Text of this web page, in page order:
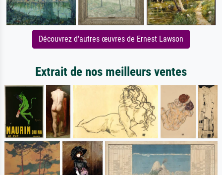
Découvrez d'autres œuvres de Ernest Lawson
Extrait de nos meilleurs ventes